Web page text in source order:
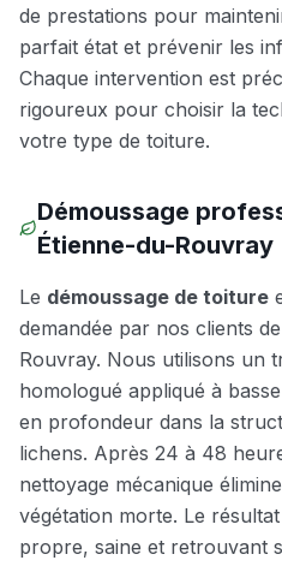
de prestations pour
parfait état et prévenir les
Chaque intervention est
rigoureux pour choisir la
votre type de toiture.
Démoussage
Étienne-du-Rouvray
Le démoussage de toiture
demandée par nos clients de
Rouvray. Nous utilisons un
homologué appliqué à
en profondeur dans la
lichens. Après 24 à 48
nettoyage mécanique
végétation morte. Le
propre, saine et retrouvant